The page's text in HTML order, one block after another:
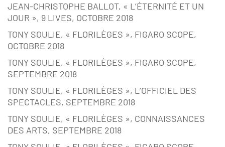
JEAN-CHRISTOPHE BALLOT, « L’ÉTERNITÉ ET UN
JOUR », 9 LIVES, OCTOBRE 2018
TONY SOULIE, « FLORILÈGES », FIGARO SCOPE,
OCTOBRE 2018
TONY SOULIE, « FLORILÈGES », FIGARO SCOPE,
SEPTEMBRE 2018
TONY SOULIE, « FLORILÈGES », L’OFFICIEL DES
SPECTACLES, SEPTEMBRE 2018
TONY SOULIE, « FLORILÈGES », CONNAISSANCES
DES ARTS, SEPTEMBRE 2018